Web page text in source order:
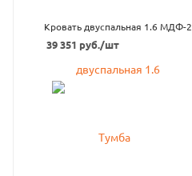
Кровать двуспальная 1.6 МДФ-2
39 351 руб./шт